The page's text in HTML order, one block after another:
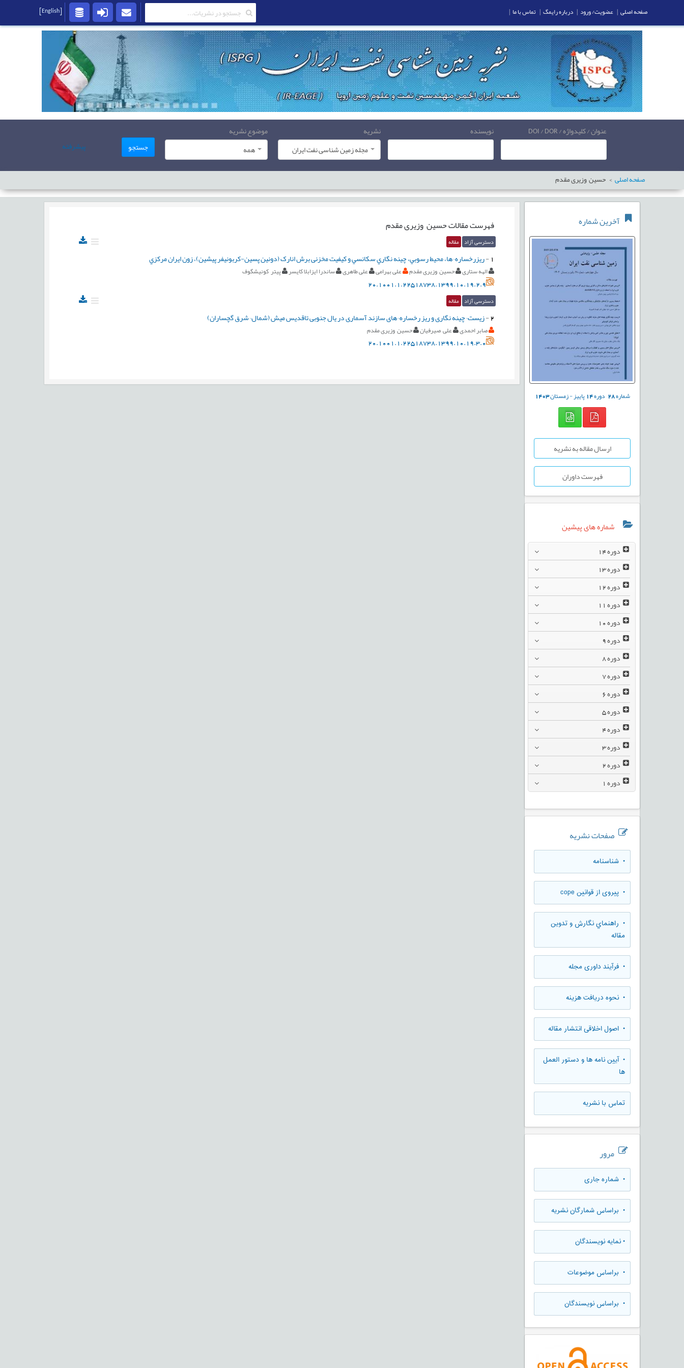
عنوان / کلیدواژه / DOI / DOR نویسنده
نشریه
مجله زمین شناسی نفت ایران
موضوع نشریه
همه
جستجو پیشرفته
صفحه اصلی حسین وزیری مقدم
آخرین شماره
شماره28 دوره14پاییز - زمستان1403
ارسال مقاله به نشریه
فهرست داوران
شماره های پیشین
دوره
دوره
دوره
دوره
دوره
دوره
دوره
دوره
دوره
دوره
دوره
دوره
دوره
دوره
صفحات نشریه
• شناسنامه
• پیروی از قوانین cope
• راهنماي نگارش و تدوين
مقاله
• فرآیند داوری مجله
• نحوه دریافت هزینه
• اصول اخلاقی انتشار مقاله
• آیین نامه ها و دستور العمل
ها
تماس با نشریه
مرور
• شماره جاری
• براساس شمارگان نشریه
•نمایه نویسندگان
• براساس موضوعات
• براساس نویسندگان
فهرست مقالاتحسین وزیری مقدم
دسترسی آزاد مقاله
1
-ريزرخساره¬ها، محيط رسوبي، چينه نگاري سکانسي و کيفيت مخزنی برش انارک (دونين پسين-کربونيفر پيشين)، زون ايران مرکزي
الهه ستاری حسین وزیری مقدم علی بهرامی علی طاهری ساندرا ایزابلا کایسر پیتر کونیشگوف
20.1001.1.22518738.1399.10.19.2.9
دسترسی آزاد مقاله
2
-زیست¬چینه نگاری و ریز رخساره¬های سازند آسماری در یال جنوبی تاقدیس میش (شمال¬شرق گچساران)
صابر احمدی علی صیرفیان حسین وزیری مقدم
20.1001.1.22518738.1399.10.19.3.0
صفحه اصلی | عضویت/ ورود | درباره رایمگ | تماس با ما |
[English]